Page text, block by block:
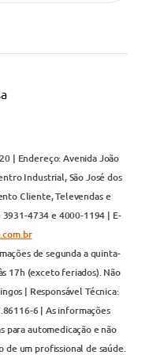
| Endereço: Avenida João
Industrial, São José dos
Cliente, Televendas e
4734 e 4000-1194 | E-
de segunda a quinta-
17h (exceto feriados). Não
| Responsável Técnica:
6 | As informações
para automedicação e não
de um profissional de saúde.